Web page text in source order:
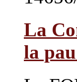
La
la